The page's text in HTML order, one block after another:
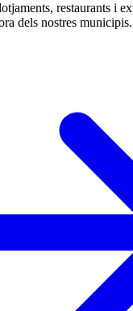
restaurants i
dels nostres municipis.